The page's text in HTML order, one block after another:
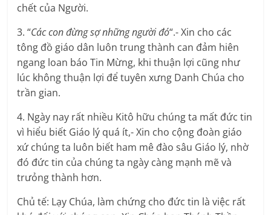
chết của Người.
3. “Các con đừng sợ những người đó“.- Xin cho các
tông đồ giáo dân luôn trung thành can đảm hiên
ngang loan báo Tin Mừng, khi thuận lợi cũng như
lúc không thuận lợi để tuyên xưng Danh Chúa cho
trần gian.
4. Ngày nay rất nhiều Kitô hữu chúng ta mất đức tin
vì hiểu biết Giáo lý quá ít,- Xin cho cộng đoàn giáo
xứ chúng ta luôn biết ham mê đào sâu Giáo lý, nhờ
đó đức tin của chúng ta ngày càng mạnh mẽ và
trưỏng thành hơn.
Chủ tế: Lạy Chúa, làm chứng cho đức tin là việc rất